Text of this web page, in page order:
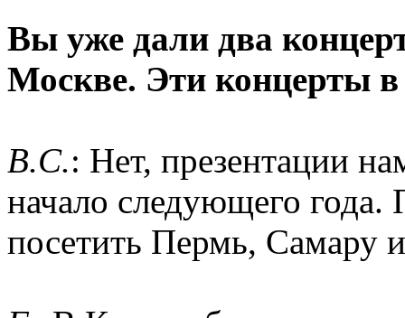
Вы уже дали два
Москве. Эти концерты
B.C.: Нет, презентации
начало следующего
посетить Пермь, Самару